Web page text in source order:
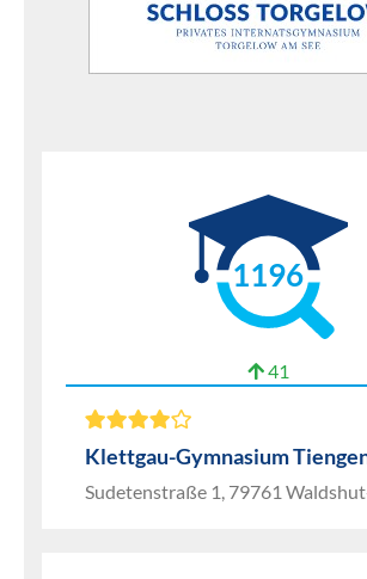
1196
41
Klettgau-Gymnasium
Sudetenstraße 1, 79761